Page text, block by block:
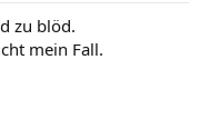
zu blöd.
mein Fall.